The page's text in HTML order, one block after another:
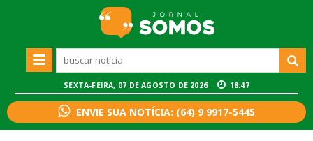
SEXTA-FEIRA, 07 DE AGOSTO DE 2026 18:47
ENVIE SUA NOTÍCIA: (64) 9 9917-5445